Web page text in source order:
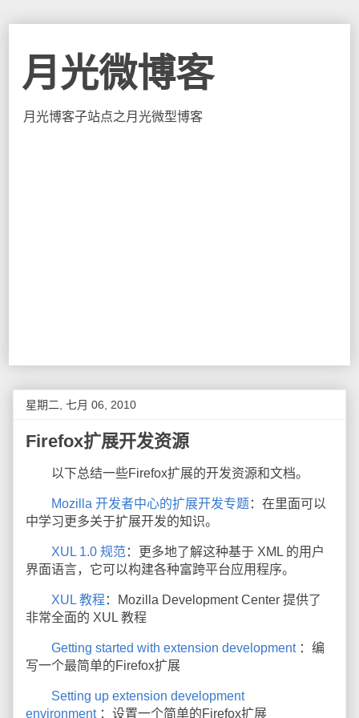
月光微博客
月光博客子站点之月光微型博客
星期二, 七月 06, 2010
Firefox扩展开发资源
以下总结一些Firefox扩展的开发资源和文档。
Mozilla 开发者中心的扩展开发专题 ：在里面可以
中学习更多关于扩展开发的知识。
XUL 1.0 规范：更多地了解这种基于 XML 的用户
界面语言，它可以构建各种富跨平台应用程序。
XUL 教程 ：Mozilla Development Center 提供了
非常全面的 XUL 教程
Getting started with extension development：编
写一个最简单的Firefox扩展
Setting up extension development
environment：设置一个简单的Firefox扩展